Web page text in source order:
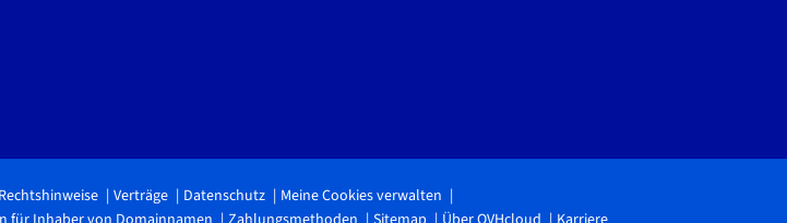
Verträge Datenschutz
Meine Cookies verwalten